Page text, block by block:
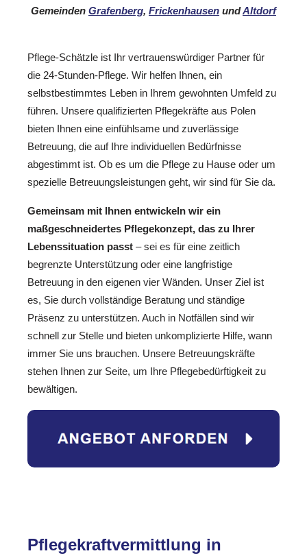
Gemeinden Grafenberg, Frickenhausen undAltdorf
Pflege-Schätzle ist Ihr vertrauenswürdiger Partner für
die 24-Stunden-Pflege. Wir helfen Ihnen, ein
selbstbestimmtes Leben in Ihrem gewohnten Umfeld zu
führen. Unsere qualifizierten Pflegekräfte aus Polen
bieten Ihnen eine einfühlsame und zuverlässige
Betreuung, die auf Ihre individuellen Bedürfnisse
abgestimmt ist. Ob es um die Pflege zu Hause oder um
spezielle Betreuungsleistungen geht, wir sind für Sie da.
Gemeinsam mit Ihnen entwickeln wir ein
maßgeschneidertes Pflegekonzept, das zu Ihrer
Lebenssituation passt – sei es für eine zeitlich
begrenzte Unterstützung oder eine langfristige
Betreuung in den eigenen vier Wänden. Unser Ziel ist
es, Sie durch vollständige Beratung und ständige
Präsenz zu unterstützen. Auch in Notfällen sind wir
schnell zur Stelle und bieten unkomplizierte Hilfe, wann
immer Sie uns brauchen. Unsere Betreuungskräfte
stehen Ihnen zur Seite, um Ihre Pflegebedürftigkeit zu
bewältigen.
Pflegekraftvermittlung in